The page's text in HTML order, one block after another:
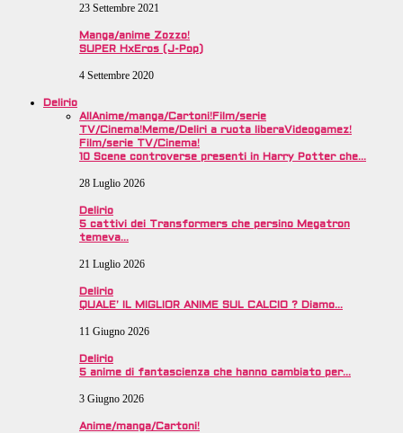
23 Settembre 2021
Manga/anime Zozzo!
SUPER HxEros (J-Pop)
4 Settembre 2020
Delirio
All Anime/manga/Cartoni!Film/serie
TV/Cinema!Meme/Deliri a ruota liberaVideogamez!
Film/serie TV/Cinema!
10 Scene controverse presenti in Harry Potter che…
28 Luglio 2026
Delirio
5 cattivi dei Transformers che persino Megatron
temeva…
21 Luglio 2026
Delirio
QUALE’ IL MIGLIOR ANIME SUL CALCIO ? Diamo…
11 Giugno 2026
Delirio
5 anime di fantascienza che hanno cambiato per…
3 Giugno 2026
Anime/manga/Cartoni!